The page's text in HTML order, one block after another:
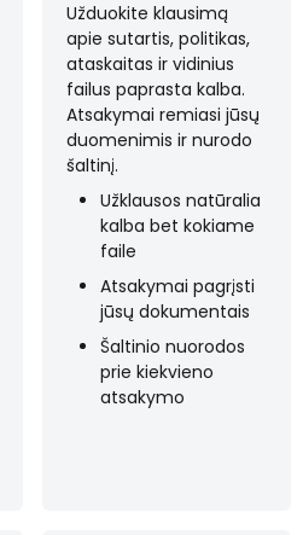
Užduokite klausimą
apie sutartis, politikas,
ataskaitas ir vidinius
failus paprasta kalba.
Atsakymai remiasi jūsų
duomenimis ir nurodo
šaltinį.
Užklausos natūralia
kalba bet kokiame
faile
Atsakymai pagrįsti
jūsų dokumentais
Šaltinio nuorodos
prie kiekvieno
atsakymo